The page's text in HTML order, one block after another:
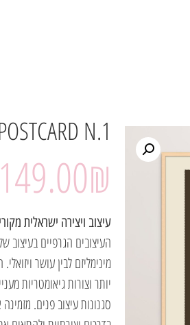
N.1
149.00₪
עיצוב ויצירה ישראלית מקורית 100% כחול
העיצובים הגרפיים בעיצוב
מינימליזם לבין עושר
יותר וצורות גיאומטריות
סגנונות עיצוב פנים.